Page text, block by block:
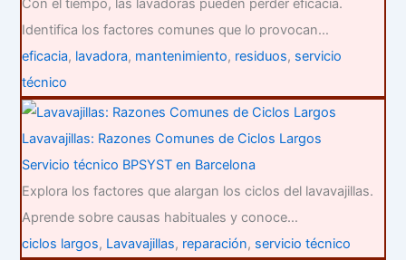
Con el tiempo, las lavadoras pueden perder eficacia.
Identifica los factores comunes que lo provocan…
eficacia, lavadora, mantenimiento, residuos, servicio
técnico
Lavavajillas: Razones Comunes de Ciclos Largos
Servicio técnico BPSYST en Barcelona
Explora los factores que alargan los ciclos del lavavajillas.
Aprende sobre causas habituales y conoce…
ciclos largos, Lavavajillas, reparación, servicio técnico